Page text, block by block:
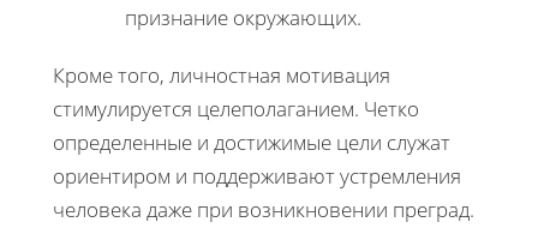
признание окружающих.
Кроме того, личностная мотивация
стимулируется целеполаганием. Четко
определенные и достижимые цели служат
ориентиром и поддерживают устремления
человека даже при возникновении преград.